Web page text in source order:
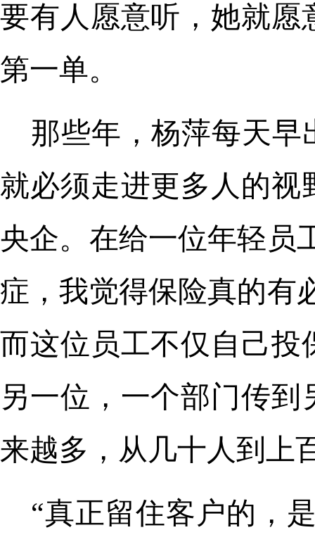
要有人愿意听，她就愿
第一单。
那些年，杨萍每天
就必须走进更多人的
央企。在给一位年轻员
症，我觉得保险真的有
而这位员工不仅自己投
另一位，一个部门传
来越多，从几十人到上
“真正留住客户的，